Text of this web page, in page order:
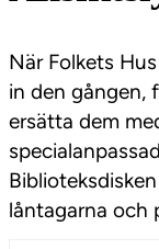
När Folkets
in den gången,
ersätta dem
låntagarna och